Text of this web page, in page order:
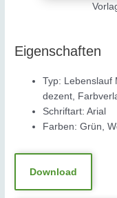
Eigenschaften
Typ: Lebenslauf
dezent,
Schriftart: Arial
Farben: Grün,
Download